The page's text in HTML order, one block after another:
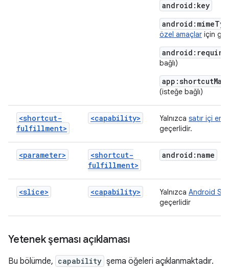
android:key
özel amaçlar için
bağlı)
(isteğe bağlı)
<shortcut-
fulfillment>
<capability> Yalnızca satır içi
geçerlidir.
<parameter>
<shortcut-
fulfillment>
android:name
<slice> <capability> Yalnızca Android
geçerlidir
Yetenek şeması açıklaması
Bu bölümde, capability şema öğeleri açıklanmaktadır.